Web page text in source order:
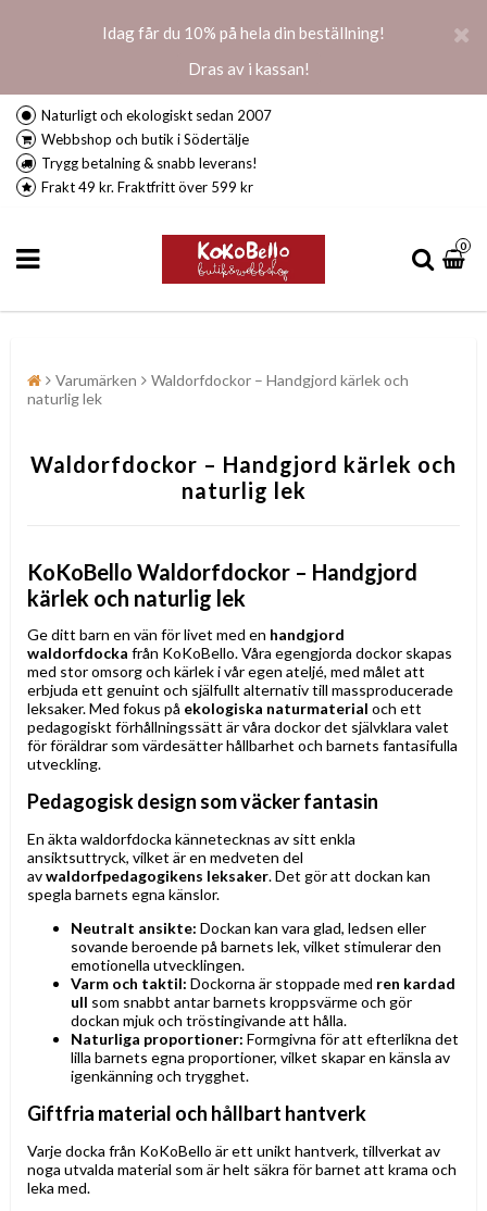
Idag får du 10% på hela din beställning!
Dras av i kassan!
Naturligt och ekologiskt sedan 2007
Webbshop och butik i Södertälje
Trygg betalning & snabb leverans!
Frakt 49 kr. Fraktfritt över 599 kr
0
Varumärken
Waldorfdockor – Handgjord kärlek och
naturlig lek
Waldorfdockor – Handgjord kärlek och
naturlig lek
KoKoBello Waldorfdockor – Handgjord
kärlek och naturlig lek
Ge ditt barn en vän för livet med en handgjord
waldorfdocka från KoKoBello. Våra egengjorda dockor skapas
med stor omsorg och kärlek i vår egen ateljé, med målet att
erbjuda ett genuint och själfullt alternativ till massproducerade
leksaker. Med fokus på ekologiska naturmaterial och ett
pedagogiskt förhållningssätt är våra dockor det självklara valet
för föräldrar som värdesätter hållbarhet och barnets fantasifulla
utveckling.
Pedagogisk design som väcker fantasin
En äkta waldorfdocka kännetecknas av sitt enkla
ansiktsuttryck, vilket är en medveten del
avwaldorfpedagogikens leksaker. Det gör att dockan kan
spegla barnets egna känslor.
Neutralt ansikte: Dockan kan vara glad, ledsen eller
sovande beroende på barnets lek, vilket stimulerar den
emotionella utvecklingen.
Varm och taktil: Dockorna är stoppade med ren kardad
ull som snabbt antar barnets kroppsvärme och gör
dockan mjuk och tröstingivande att hålla.
Naturliga proportioner: Formgivna för att efterlikna det
lilla barnets egna proportioner, vilket skapar en känsla av
igenkänning och trygghet.
Giftfria material och hållbart hantverk
Varje docka från KoKoBello är ett unikt hantverk, tillverkat av
noga utvalda material som är helt säkra för barnet att krama och
leka med.